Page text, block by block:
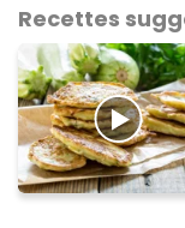
Recettes